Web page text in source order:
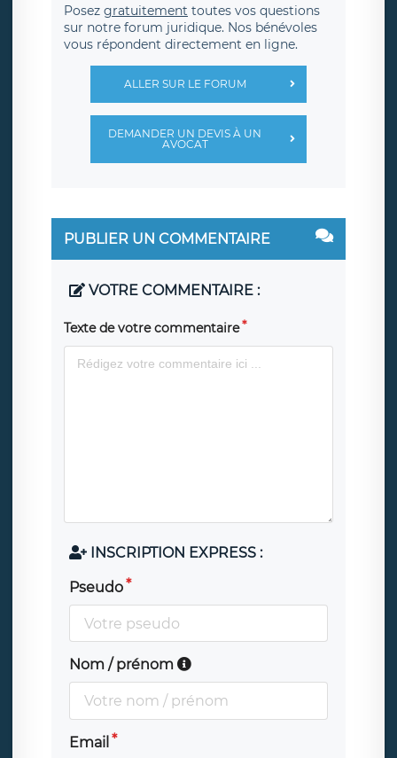
Posez gratuitement toutes vos questions
sur notre forum juridique. Nos bénévoles
vous répondent directement en ligne.
ALLER SUR LE FORUM
DEMANDER UN DEVIS À UN
AVOCAT
PUBLIER UN COMMENTAIRE
VOTRE COMMENTAIRE :
Texte de votre commentaire
INSCRIPTION EXPRESS :
Pseudo
Nom / prénom
Email